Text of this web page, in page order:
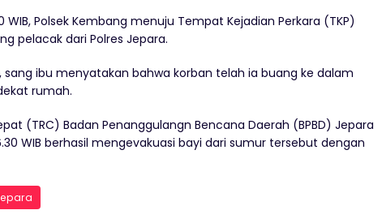
WIB, Polsek Kembang menuju Tempat Kejadian Perkara (TKP)
pelacak dari Polres Jepara.
ibu menyatakan bahwa korban telah ia buang ke dalam
rumah.
(TRC) Badan Penanggulangn Bencana Daerah (BPBD) Jepara
WIB berhasil mengevakuasi bayi dari sumur tersebut dengan